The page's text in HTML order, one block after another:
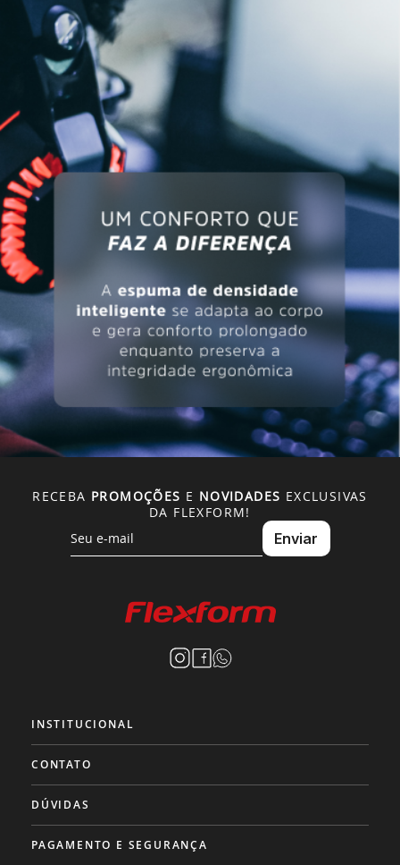
RECEBA PROMOÇÕES E NOVIDADES EXCLUSIVAS
DA FLEXFORM!
INSTITUCIONAL
CONTATO
DÚVIDAS
PAGAMENTO E SEGURANÇA